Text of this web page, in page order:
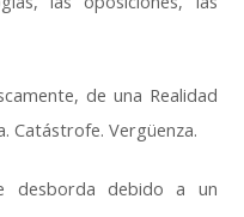
de una Realidad
Catástrofe. Vergüenza.
desborda debido a un